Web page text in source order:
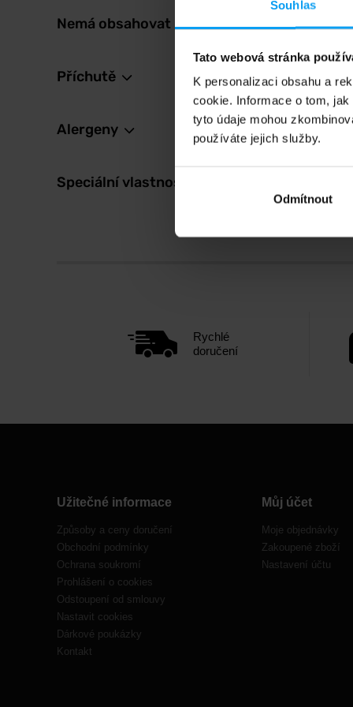
Souhlas
Tato webová stránka
K personalizaci obsahu a
cookie. Informace o tom,
tyto údaje mohou
používáte jejich služby.
Odmítnout
Nemá obsahovat
Příchutě
Alergeny
Speciální vlastnosti
109
Na
Rychlé
doručení
Užitečné informace
Způsoby a ceny doručení
Obchodní podmínky
Ochrana soukromí
Prohlášení o cookies
Odstoupení od smlouvy
Nastavit cookies
Dárkové poukázky
Kontakt
Můj účet
Moje objednávky
Zakoupené zboží
Nastavení účtu